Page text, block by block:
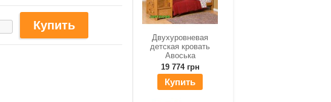
Двухуровневая
детская кровать
Авоська
19 774 грн
Купить